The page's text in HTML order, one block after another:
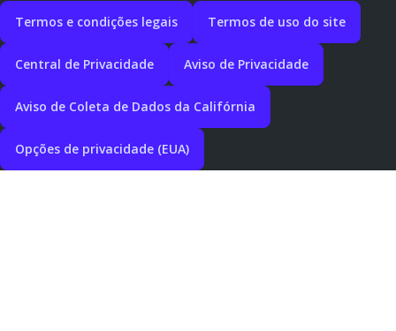
Termos e condições legais Termos de uso do site
Central de Privacidade Aviso de Privacidade
Aviso de Coleta de Dados da Califórnia
Opções de privacidade (EUA)